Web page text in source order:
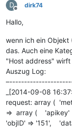
D
Offline
dirk74
Hallo,
wenn ich ein
das. Auch eine
"Host address" wirft
Auszug Log:
_[2014-09-08
request: array (
=> array ( 'apikey'
'objID' => '151',